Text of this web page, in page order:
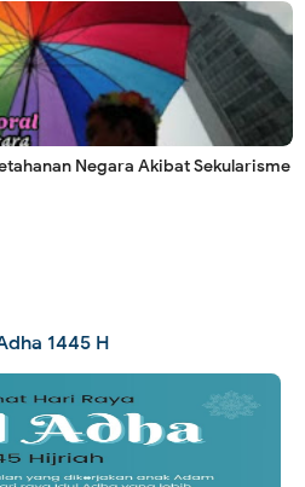
Negara Akibat Sekularisme
1445 H